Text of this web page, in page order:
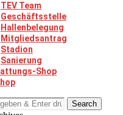
TEV Team
Geschäftsstelle
Hallenbelegung
Mitgliedsantrag
Stadion
Sanierung
Shop
Search